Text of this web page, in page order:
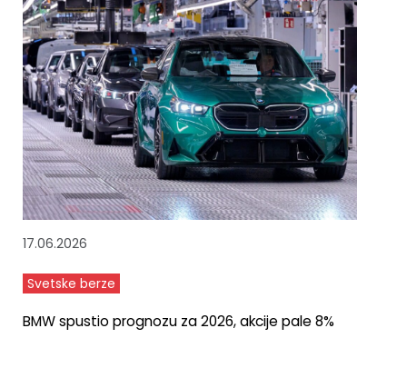
17.06.2026
Svetske berze
BMW spustio prognozu za 2026, akcije pale 8%